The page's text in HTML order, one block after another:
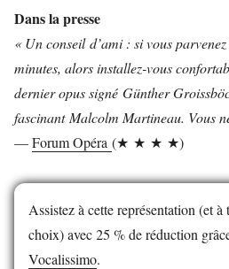
Dans la presse
« Un conseil d’ami : si vous
minutes, alors installez-vous
dernier opus signé Günther
fascinant Malcolm Martineau. Vous
—Forum Opéra (★ ★ ★ ★)
Assistez à cette représentation (et
choix) avec 25 % de réduction
Vocalissimo.